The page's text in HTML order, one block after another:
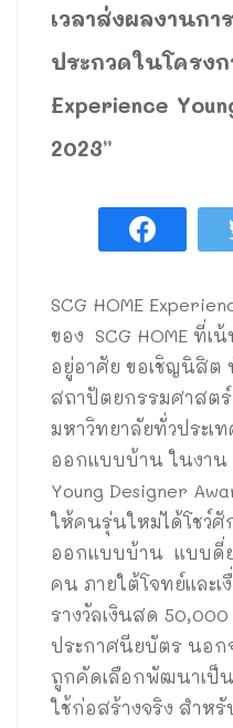
เวลาส่งผลงานก
ประกวดในโครงก
Experience
2023”
SCG HOME
ของ SCG HOME ที่
อยู่อาศัย ขอเชิญนิสิ
สถาปัตยกรรมศาสต
มหาวิทยาลัยทั่วประเ
ออกแบบบ้าน ในงาน
Young Designer
ให้คนรุ่นใหม่ได้โชว์
ออกแบบบ้าน แบบดี่ย
คน ภายใต้โจทย์และเ
รางวัลเงินสด
ประกาศนียบัตร นอก
ถูกคัดเลือกพัฒนาเป็
ใช้ก่อสร้างจริง สำห